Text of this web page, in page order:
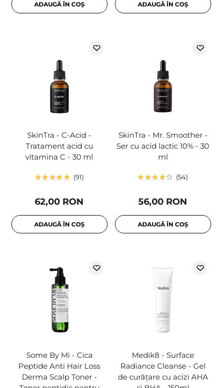
ADAUGĂ ÎN COȘ ADAUGĂ ÎN COȘ
SkinTra - C-Acid -
Tratament acid cu
vitamina C - 30 ml
91
62,00 RON
ADAUGĂ ÎN COȘ
SkinTra - Mr. Smoother -
Ser cu acid lactic 10% - 30
ml
54
56,00 RON
ADAUGĂ ÎN COȘ
Some By Mi - Cica
Peptide Anti Hair Loss
Derma Scalp Toner -
Medik8 - Surface
Radiance Cleanse - Gel
de curățare cu acizi AHA